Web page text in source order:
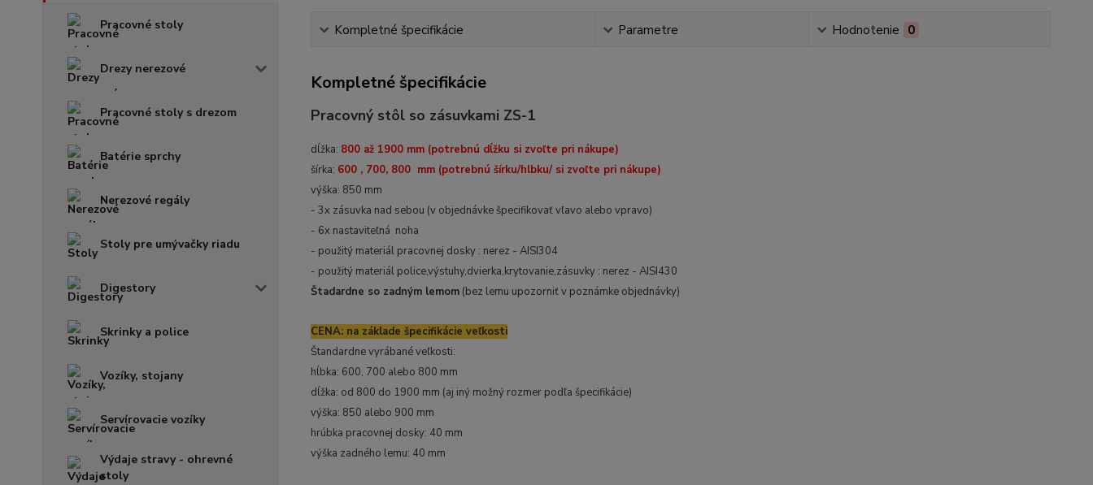
Pracovné stoly
Drezy nerezové
Pracovné stoly s drezom
Batérie sprchy
Nerezové regály
Stoly pre umývačky riadu
Digestory
Skrinky a police
Vozíky, stojany
Servírovacie vozíky
Výdaje stravy - ohrevné
stoly
Kompletné špecifikácie Parametre Hodnotenie 0
Kompletné špecifikácie
Pracovný stôl so zásuvkami ZS-1
dĺžka: 800 až 1900 mm (potrebnú dĺžku si zvoľte pri nákupe)
šírka: 600 , 700, 800 mm (potrebnú šírku/hlbku/ si zvoľte pri nákupe)
výška: 850 mm
- 3x zásuvka nad sebou (v objednávke špecifikovať vľavo alebo vpravo)
- 6x nastaviteľná noha
- použitý materiál pracovnej dosky : nerez - AISI304
- použitý materiál police,výstuhy,dvierka,krytovanie,zásuvky : nerez - AISI430
Štadardne so zadným lemom(bez lemu upozorniť v poznámke objednávky)
CENA: na základe špecifikácie veľkosti
Štandardne vyrábané veľkosti:
hĺbka: 600, 700 alebo 800 mm
dĺžka: od 800 do 1900 mm (aj iný možný rozmer podľa špecifikácie)
výška: 850 alebo 900 mm
hrúbka pracovnej dosky: 40 mm
výška zadného lemu: 40 mm